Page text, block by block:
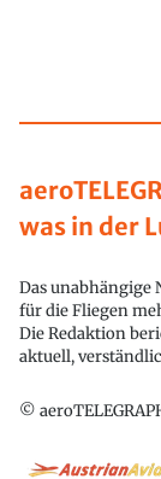
was in der
Das
für die Fliegen
Die Redaktion
aktuell,
©